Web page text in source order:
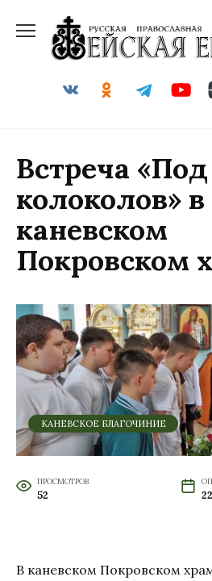
содержанию
Встреча
колоколов» в
каневском
Покровском
КАНЕВСКОЕ БЛАГОЧИНИЕ
ПРОСМОТРОВ
52
В каневском Покровском